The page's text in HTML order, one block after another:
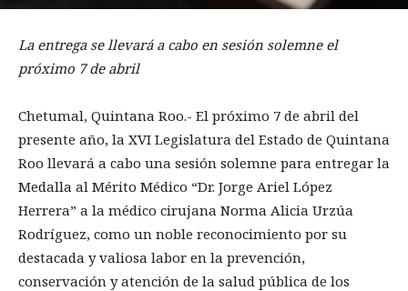
La entrega se llevará a cabo en sesión solemne el
próximo 7 de abril
Chetumal, Quintana Roo.- El próximo 7 de abril del
presente año, la XVI Legislatura del Estado de Quintana
Roo llevará a cabo una sesión solemne para entregar la
Medalla al Mérito Médico “Dr. Jorge Ariel López
Herrera” a la médico cirujana Norma Alicia Urzúa
Rodríguez, como un noble reconocimiento por su
destacada y valiosa labor en la prevención,
conservación y atención de la salud pública de los